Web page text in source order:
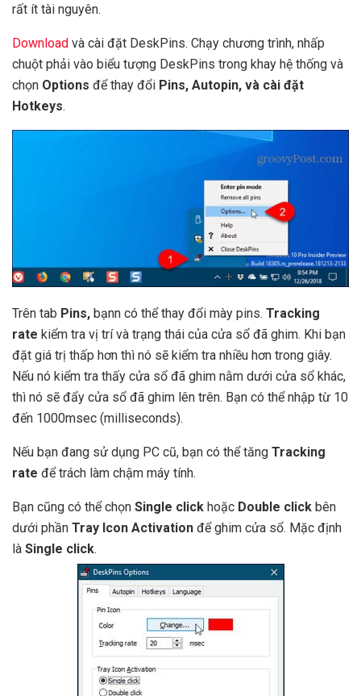
rất ít tài nguyên.
Download và cài đặt DeskPins. Chạy chương trình, nhấp
chuột phải vào biểu tượng DeskPins trong khay hệ thống và
chọn Options để thay đổi Pins, Autopin, và cài đặt
Hotkeys.
Trên tab Pins, bạnn có thể thay đổi mày pins. Tracking
rate kiểm tra vị trí và trạng thái của cửa sổ đã ghim. Khi bạn
đặt giá trị thấp hơn thì nó sẽ kiểm tra nhiều hơn trong giây.
Nếu nó kiểm tra thấy cửa sổ đã ghim nằm dưới cửa sổ khác,
thì nó sẽ đẩy cửa sổ đã ghim lên trên. Bạn có thể nhập từ 10
đến 1000msec (milliseconds).
Nếu bạn đang sử dụng PC cũ, bạn có thể tăng Tracking
rate để trách làm chậm máy tính.
Bạn cũng có thể chọn Single click hoặc Double click bên
dưới phần Tray Icon Activation để ghim cửa sổ. Mặc định
là Single click.